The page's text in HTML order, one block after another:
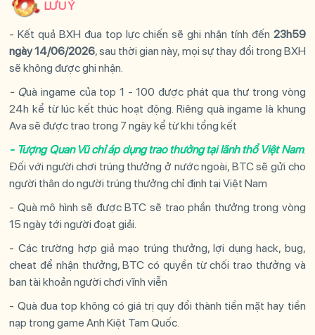
LƯU Ý
- Kết quả BXH đua top lực chiến sẽ ghi nhận tính đến 23h59
ngày 14/06/2026, sau thời gian này, mọi sự thay đổi trong BXH
sẽ không được ghi nhận.
- Quà ingame của top 1 - 100 được phát qua thư trong vòng
24h kể từ lúc kết thúc hoạt động.Riêng quà ingame là khung
Ava sẽ được trao trong 7 ngày kể từ khi tổng kết
- Tượng Quan Vũ chỉ áp dụng trao thưởng tại lãnh thổ Việt Nam.
Đối với người chơi trúng thưởng ở nước ngoài, BTC sẽ gửi cho
người thân do người trúng thưởng chỉ định tại Việt Nam
- Quà mô hình sẽ được BTC sẽ trao phần thưởng trong vòng
15 ngày tới người đoạt giải.
- Các trường hợp giả mạo trúng thưởng, lợi dụng hack, bug,
cheat để nhận thưởng, BTC có quyền từ chối trao thưởng và
ban tài khoản người chơi vĩnh viễn
- Quà đua top không có giá trị quy đổi thành tiền mặt hay tiền
nạp trong game Anh Kiệt Tam Quốc.